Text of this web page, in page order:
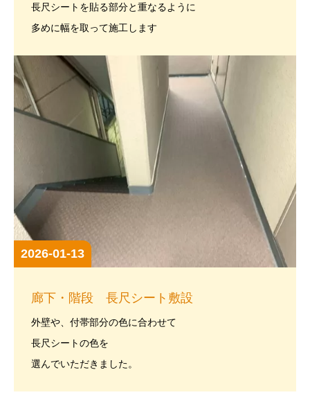
長尺シートを貼る部分と重なるように
多めに幅を取って施工します
2026-01-13
廊下・階段 長尺シート敷設
外壁や、付帯部分の色に合わせて
長尺シートの色を
選んでいただきました。